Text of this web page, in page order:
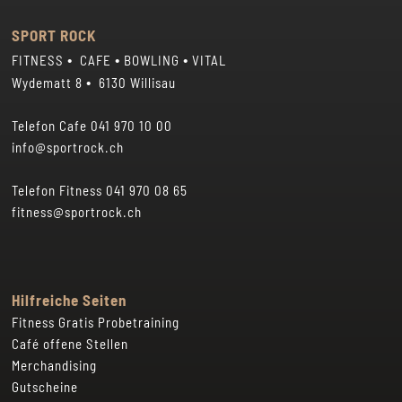
Sonn- und Feiertage 08 – 18 Uhr
SPORT ROCK
FITNESS• CAFE• BOWLING• VITAL
Wydematt 8• 6130 Willisau
Telefon Cafe 041 970 10 00
info@sportrock.ch
Telefon Fitness 041 970 08 65
fitness@sportrock.ch
Hilfreiche Seiten
Fitness Gratis Probetraining
Café offene Stellen
Merchandising
Gutscheine